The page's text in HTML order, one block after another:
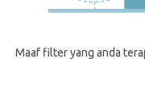
Maaf filter yang anda